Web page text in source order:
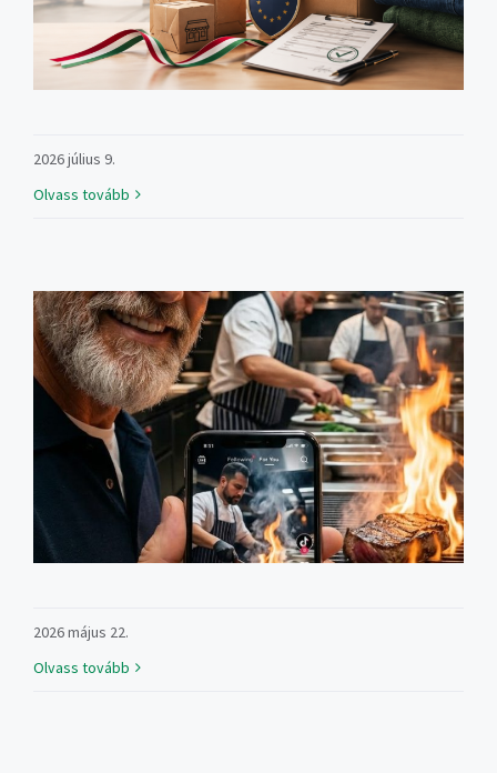
2026 július 9.
Olvass tovább
2026 május 22.
Olvass tovább